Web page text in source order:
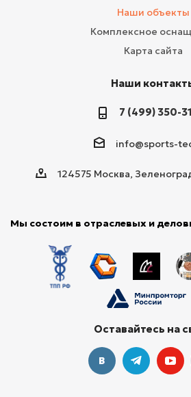
Наши объекты
Комплексное
Карта сайта
Наши
7 (499) 350-
info@sports-
124575 Москва,
Мы состоим в отраслевых и
Оставайтесь на